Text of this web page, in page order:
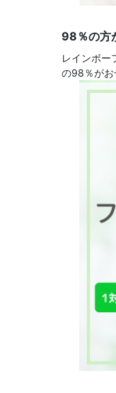
98％の方
レインボー
の98％がお